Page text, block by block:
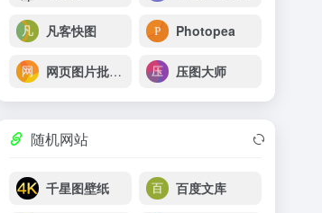
凡客快图 Photopea
网页图片批量下载 压图大师
随机网站
千星图壁纸 百度文库